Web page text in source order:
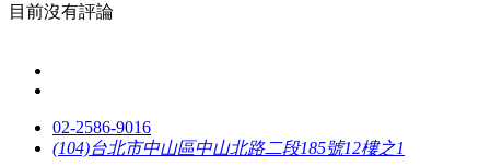
目前沒有評論
02-2586-9016
(104)台北市中山區中山北路二段185號12樓之1